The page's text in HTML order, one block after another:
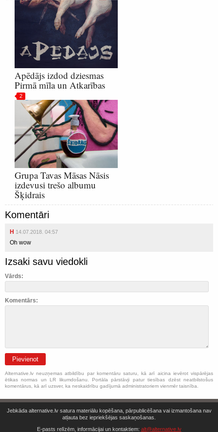
Apēdājs izdod dziesmas
Pirmā mīla un Atkarības
2
Grupa Tavas Māsas Nāsis
izdevusi trešo albumu
Šķidrais
Komentāri
H 14.07.2018. 04:57
Oh wow
Izsaki savu viedokli
Vārds:
Komentārs:
Pievienot
Alternative.lv neuzņemas atbildību par komentāru saturu, kā arī aicina ievērot vispārējas
ētikas normas un LR likumdošanu. Portāla pārstāvji patur tiesības dzēst neatbilstošus
komentārus, kā arī uzsver, ka neskaidrību gadījumā administratoriem vienmēr taisnība.
Jebkāda alternative.lv satura materiālu kopēšana, pārpublicēšana vai izmantošana nav
atļauta bez iepriekšējas saskaņošanas.
E-pasts relīzēm, informācijai un kontaktiem: alt@alternative.lv